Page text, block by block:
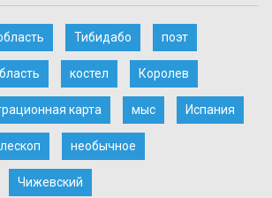
Тибидабо поэт
костел Королев
карта мыс Испания
необычное
Чижевский